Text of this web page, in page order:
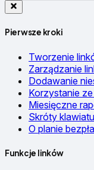
Pierwsze kroki
Tworzenie
Zarządzanie
Dodawanie
Korzystanie
Miesięczne
Skróty
O planie
Funkcje linków